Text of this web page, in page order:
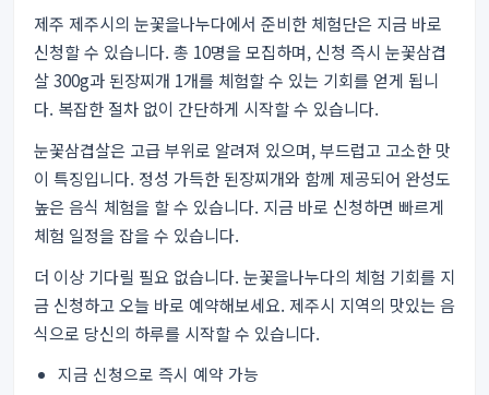
제주 제주시의 눈꽃을나누다에서 준비한 체험단은 지금 바로
신청할 수 있습니다. 총 10명을 모집하며, 신청 즉시 눈꽃삼겹
살 300g과 된장찌개 1개를 체험할 수 있는 기회를 얻게 됩니
다. 복잡한 절차 없이 간단하게 시작할 수 있습니다.
눈꽃삼겹살은 고급 부위로 알려져 있으며, 부드럽고 고소한 맛
이 특징입니다. 정성 가득한 된장찌개와 함께 제공되어 완성도
높은 음식 체험을 할 수 있습니다. 지금 바로 신청하면 빠르게
체험 일정을 잡을 수 있습니다.
더 이상 기다릴 필요 없습니다. 눈꽃을나누다의 체험 기회를 지
금 신청하고 오늘 바로 예약해보세요. 제주시 지역의 맛있는 음
식으로 당신의 하루를 시작할 수 있습니다.
지금 신청으로 즉시 예약 가능